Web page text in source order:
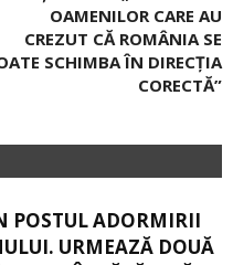
OAMENILOR CARE AU
CREZUT CĂ ROMÂNIA SE
SCHIMBA ÎN DIRECȚIA
CORECTĂ”
POSTUL ADORMIRII
URMEAZĂ DOUĂ